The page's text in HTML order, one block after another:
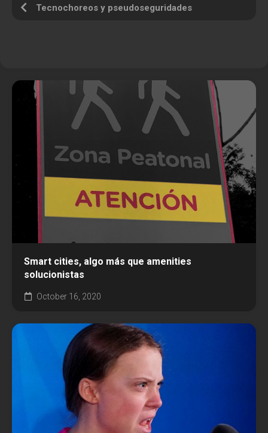
Tecnochoreos y pseudoseguridades
Smart cities, algo más que amenities
solucionistas
October 16, 2020